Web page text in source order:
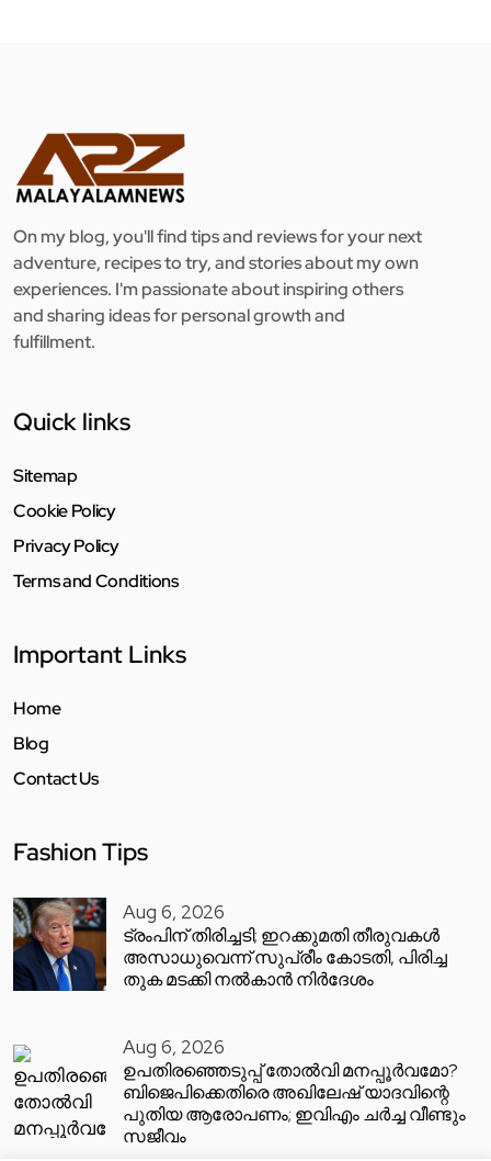
On my blog, you'll find tips and reviews for your next
adventure, recipes to try, and stories about my own
experiences. I'm passionate about inspiring others
and sharing ideas for personal growth and
fulfillment.
Quick links
Sitemap
Cookie Policy
Privacy Policy
Terms and Conditions
Important Links
Home
Blog
Contact Us
Fashion Tips
Aug 6, 2026
ട്രംപിന് തിരിച്ചടി; ഇറക്കുമതി തീരുവകൾ
അസാധുവെന്ന് സുപ്രീം കോടതി, പിരിച്ച
തുക മടക്കി നൽകാൻ നിർദേശം
Aug 6, 2026
ഉപതിരഞ്ഞെടുപ്പ് തോൽവി മനപ്പൂർവമോ?
ബിജെപിക്കെതിരെ അഖിലേഷ് യാദവിന്റെ
പുതിയ ആരോപണം; ഇവിഎം ചർച്ച വീണ്ടും
സജീവം